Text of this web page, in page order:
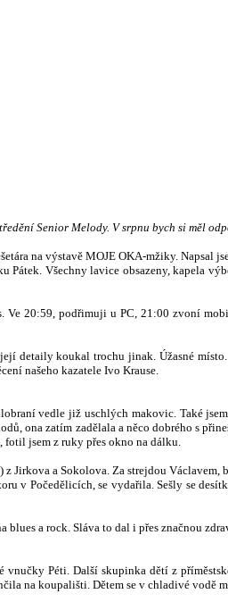
Senior Melody. V srpnu bych si měl
na výstavě MOJE OKA-mžiky. Napsal
Všechny lavice obsazeny, kapela
20:59, podřimuji u PC, 21:00 zvoní
detaily koukal trochu jinak. Úžasné
našeho kazatele Ivo Krause.
vedle již uschlých makovic. Také
zatím zadělala a něco dobrého s
fotil jsem z ruky přes okno na dálku.
Jirkova a Sokolova. Za strejdou
v Počedělicích, se vydařila. Sešly se
blues a rock. Sláva to dal i přes značnou
Péti. Další skupinka dětí z
na koupališti. Dětem se v chladivé vodě